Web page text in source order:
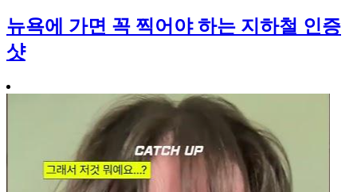
뉴욕에 가면 꼭 찍어야 하는 지하철 인증
샷